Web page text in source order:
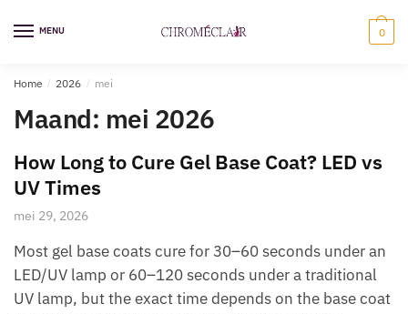
naar
naar
MENU 0
Home / 2026 / mei
Maand: mei 2026
How Long to Cure Gel Base Coat? LED vs
UV Times
mei 29, 2026
Most gel base coats cure for 30–60 seconds under an
LED/UV lamp or 60–120 seconds under a traditional
UV lamp, but the exact time depends on the base coat